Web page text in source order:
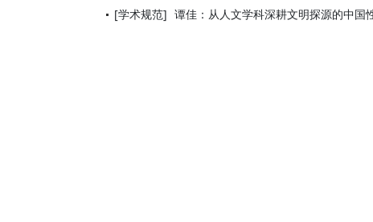
[学术规范] 谭佳：从人文学科深耕文明探源的中国